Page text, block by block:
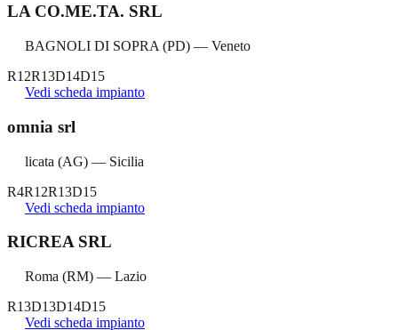
LA CO.ME.TA. SRL
BAGNOLI DI SOPRA (PD) — Veneto
R12R13D14D15
Vedi scheda impianto
omnia srl
licata (AG) — Sicilia
R4R12R13D15
Vedi scheda impianto
RICREA SRL
Roma (RM) — Lazio
R13D13D14D15
Vedi scheda impianto